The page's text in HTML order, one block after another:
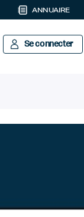
ANNUAIRE
Se connecter